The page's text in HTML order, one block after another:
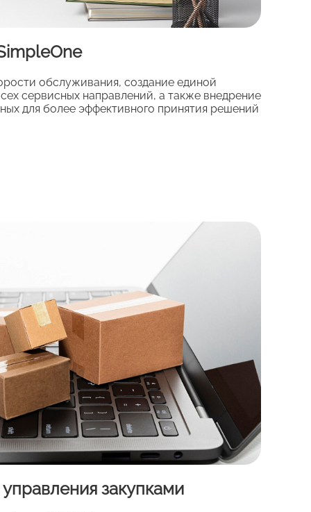
обслуживания, создание единой
сервисных направлений, а также внедрение
для более эффективного принятия решений
закупками